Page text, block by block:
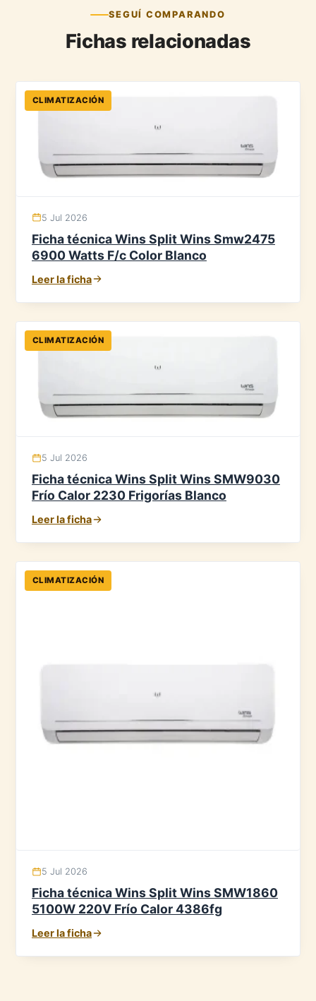
SEGUÍ COMPARANDO
Fichas relacionadas
CLIMATIZACIÓN
5 Jul 2026
Ficha técnica Wins Split Wins Smw2475
6900 Watts F/c Color Blanco
Leer la ficha
CLIMATIZACIÓN
5 Jul 2026
Ficha técnica Wins Split Wins SMW9030
Frío Calor 2230 Frigorías Blanco
Leer la ficha
CLIMATIZACIÓN
5 Jul 2026
Ficha técnica Wins Split Wins SMW1860
5100W 220V Frío Calor 4386fg
Leer la ficha